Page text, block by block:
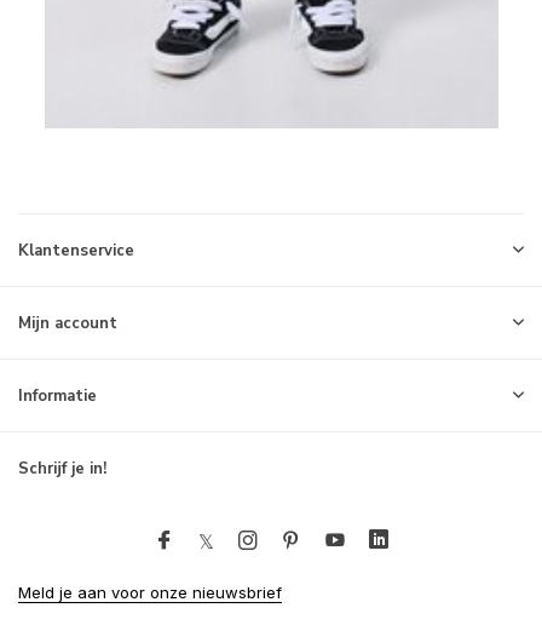
Klantenservice
Mijn account
Informatie
Schrijf je in!
Meld je aan voor onze nieuwsbrief